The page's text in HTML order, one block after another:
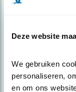
Deze website
We gebruiken
personaliseren,
en om ons
over vogels en